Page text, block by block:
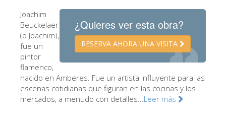
Otros Museos
Museo del Bargello
Galería Palatina
¿Quieres ver esta obra?
RESERVA AHORA UNA VISITA
Joachim
Beuckelaer
(o Joachim),
fue un
pintor
flamenco,
nacido en Amberes. Fue un artista influyente para las
escenas cotidianas que figuran en las cocinas y los
mercados, a menudo con detalles...Leer más